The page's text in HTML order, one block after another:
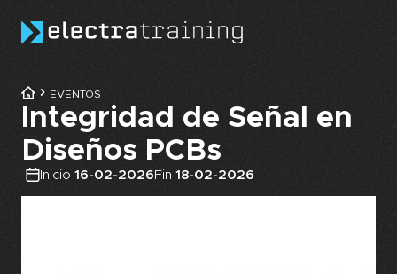
EVENTOS
Integridad de Señal en
Diseños PCBs
Inicio 16-02-2026Fin 18-02-2026